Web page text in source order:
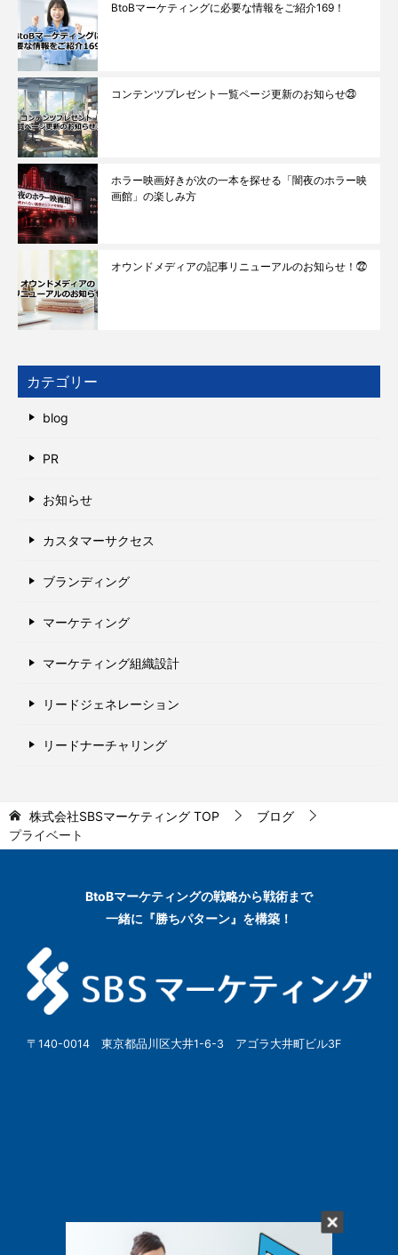
BtoBマーケティングに必要な情報をご紹介169！
コンテンツプレゼント一覧ページ更新のお知らせ㉓
ホラー映画好きが次の一本を探せる「闇夜のホラー映
画館」の楽しみ方
オウンドメディアの記事リニューアルのお知らせ！㉒
カテゴリー
blog
PR
お知らせ
カスタマーサクセス
ブランディング
マーケティング
マーケティング組織設計
リードジェネレーション
リードナーチャリング
株式会社SBSマーケティング TOP
ブログ
プライベート
BtoBマーケティングの戦略から戦術まで
一緒に『勝ちパターン』を構築！
〒140-0014 東京都品川区大井1-6-3 アゴラ大井町ビル3F